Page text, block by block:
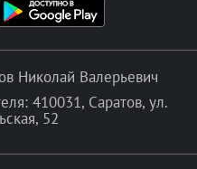
Николай Валерьевич
410031, Саратов, ул.
52